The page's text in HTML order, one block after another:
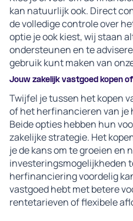
kan natuurlijk ook. Direct
de volledige controle over
optie je ook kiest, wij staan
ondersteunen en te
gebruik kunt maken van
Jouw zakelijk vastgoed kopen
Twijfel je tussen het kopen
of het herfinancieren van je
Beide opties hebben hun
zakelijke strategie. Het
je de kans om te groeien en
investeringsmogelijkheden
herfinanciering voordelig
vastgoed hebt met betere
rentetarieven of flexibele